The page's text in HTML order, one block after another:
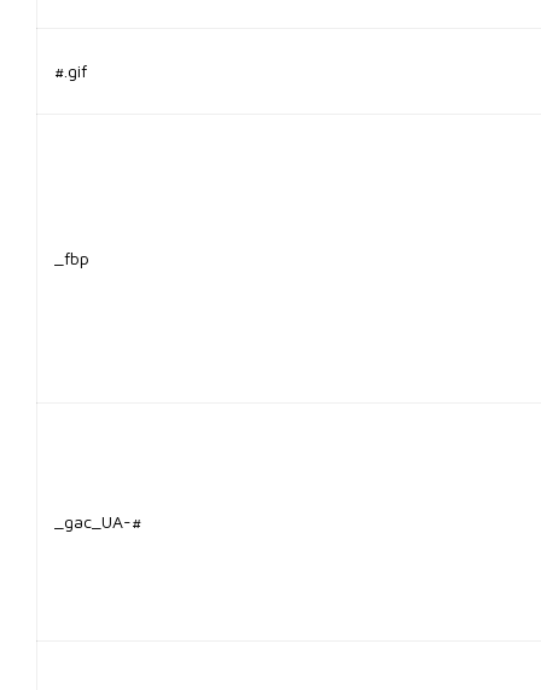
#.gif
_fbp
_gac_UA-#